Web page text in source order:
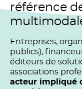
référence
Entreprises,
publics),
éditeurs de
associations
acteur impliqué